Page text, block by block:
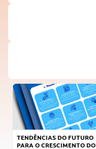
TENDÊNCIAS DO FUTURO
PARA O CRESCIMENTO DO